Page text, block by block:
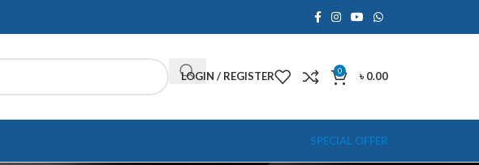
LOGIN / REGISTER 0 ৳0.00
SPECIAL OFFER